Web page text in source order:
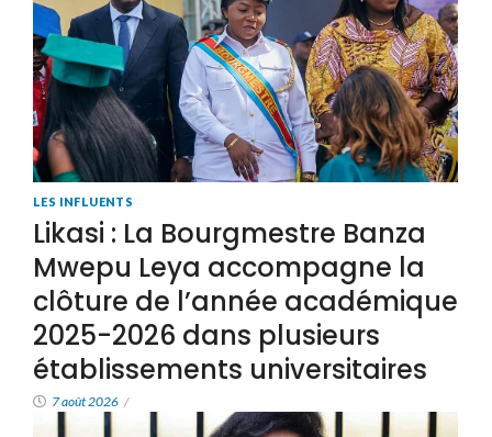
LES INFLUENTS
Likasi : La Bourgmestre Banza
Mwepu Leya accompagne la
clôture de l’année académique
2025-2026 dans plusieurs
établissements universitaires
7 août 2026 /